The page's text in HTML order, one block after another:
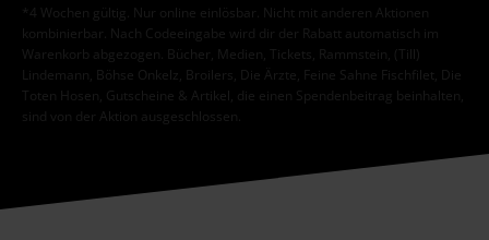
*4 Wochen gültig. Nur online einlösbar. Nicht mit anderen Aktionen
kombinierbar. Nach Codeeingabe wird dir der Rabatt automatisch im
Warenkorb abgezogen. Bücher, Medien, Tickets, Rammstein, (Till)
Lindemann, Böhse Onkelz, Broilers, Die Ärzte, Feine Sahne Fischfilet, Die
Toten Hosen, Gutscheine & Artikel, die einen Spendenbeitrag beinhalten,
sind von der Aktion ausgeschlossen.